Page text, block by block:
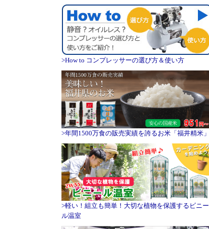
>How to コンプレッサーの選び方＆使い方
>年間1500万食の販売実績を誇るお米「福井精米」
>軽い！組立も簡単！大切な植物を保護するビニー
ル温室